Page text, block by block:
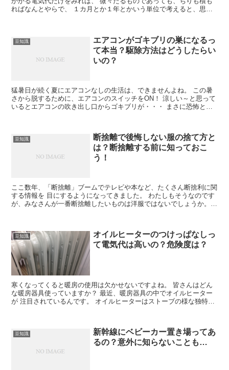
ればなんとやらで、 １カ月とか１年とかいう単位で考えると、思っ
豆知識
エアコンがゴキブリの巣になるっ
て本当？駆除方法はどうしたらい
いの？
猛暑日が続く夏にエアコンなしの生活は、できませんよね。 この暑
さから脱するために、エアコンのスイッチをON！ 涼しい～と思って
いるとエアコンの吹き出し口からゴキブリが・・・ まさに恐怖とし
豆知識
断捨離で後悔しない服の捨て方と
は？断捨離する前に知っておこ
う！
ここ数年、「断捨離」ブームでテレビや本など、たくさん断捨利に関
する情報を 目にするようになってきました。 わたしもそうなのです
が、みなさんが一番断捨離したいものは洋服ではないでしょうか。
豆知識
オイルヒーターのつけっぱなしっ
て電気代は高いの？危険度は？
寒くなってくると暖房の使用は欠かせないですよね。 皆さんはどん
な暖房器具使っていますか？ 最近、暖房器具の中でオイルヒーター
が 注目されているんです。 オイルヒーターはストーブの様な独特な
豆知識
新幹線にベビーカー置き場ってあ
るの？意外に知らないことも…